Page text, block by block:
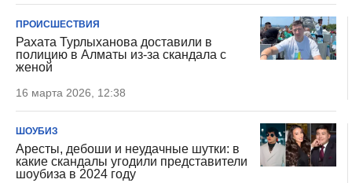
ПРОИСШЕСТВИЯ
Рахата Турлыханова доставили в
полицию в Алматы из-за скандала с
женой
16 марта 2026, 12:38
ШОУБИЗ
Аресты, дебоши и неудачные шутки: в
какие скандалы угодили представители
шоубиза в 2024 году